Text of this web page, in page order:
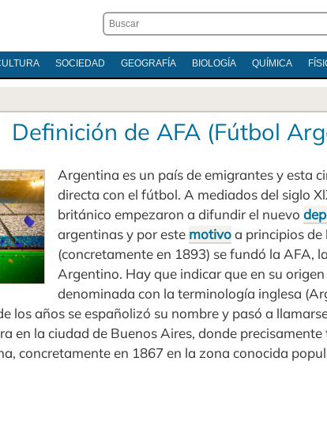
SOCIEDAD GEOGRAFÍA BIOLOGÍA QUÍMICA
Definición de AFA (Fútbol
Argentina es un país de emigrantes y esta
directa con el fútbol. A mediados del siglo
británico empezaron a difundir el nuevo
argentinas y por este motivoa principios de
(concretamente en 1893) se fundó la AFA, la
Argentino. Hay que indicar que en su origen
denominada con la terminología inglesa
los años se españolizó su nombre y pasó a
en la ciudad de Buenos Aires, donde
concretamente en 1867 en la zona conocida